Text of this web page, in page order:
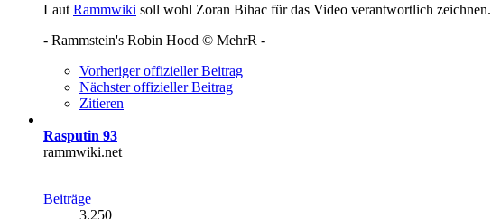
Laut Rammwiki soll wohl Zoran Bihac für das Video verantwortlich zeichnen.
- Rammstein's Robin Hood © MehrR -
Vorheriger offizieller Beitrag
Nächster offizieller Beitrag
Zitieren
Rasputin 93
rammwiki.net
Beiträge
3.250